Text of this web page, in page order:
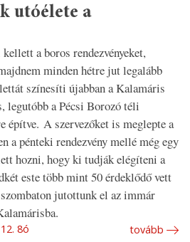
utóélete a
a boros rendezvényeket,
minden hétre jut legalább
színesíti újabban a Kalamáris
legutóbb a Pécsi Borozó téli
építve. A szervezőket is meglepte a
a pénteki rendezvény mellé még egy
hozni, hogy ki tudják elégíteni a
este több mint 50 érdeklődő vett
jutottunk el az immár
8ó tovább